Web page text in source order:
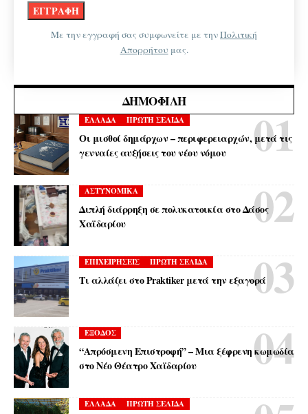
Με την εγγραφή σας συμφωνείτε με τηνΠολιτική
Απορρήτου μας.
ΔΗΜΟΦΙΛΉ
ΕΛΛΑΔΑ ΠΡΩΤΗ ΣΕΛΙΔΑ
Οι μισθοί δημάρχων – περιφερειαρχών, μετά τις
γενναίες αυξήσεις του νέου νόμου
ΑΣΤΥΝΟΜΙΚΑ
Διπλή διάρρηξη σε πολυκατοικία στο Δάσος
Χαϊδαρίου
ΕΠΙΧΕΙΡΗΣΕΙΣ ΠΡΩΤΗ ΣΕΛΙΔΑ
Τι αλλάζει στο Praktiker μετά την εξαγορά
ΕΞΟΔΟΣ
“Απρόσμενη Επιστροφή” – Μια ξέφρενη κωμωδία
στο Νέο Θέατρο Χαϊδαρίου
ΕΛΛΑΔΑ ΠΡΩΤΗ ΣΕΛΙΔΑ